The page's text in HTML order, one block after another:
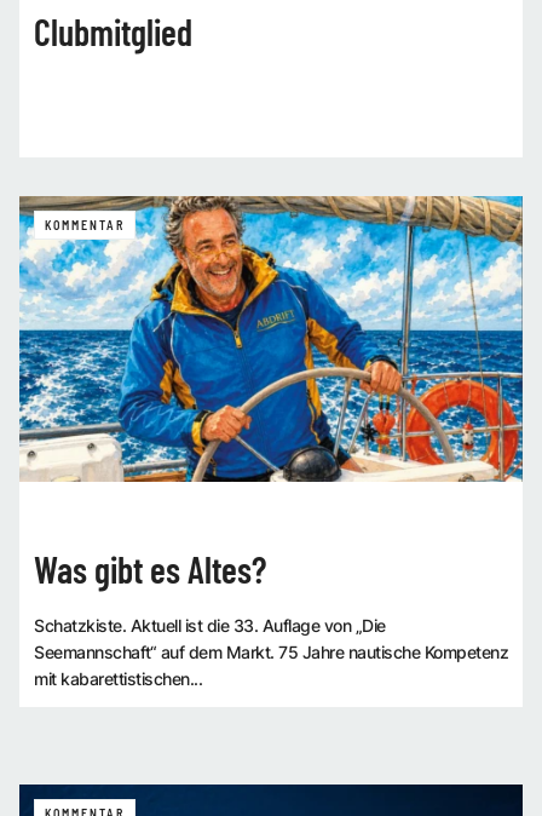
Clubmitglied
KOMMENTAR
Was gibt es Altes?
Schatzkiste. Aktuell ist die 33. Auflage von „Die
Seemannschaft“ auf dem Markt. 75 Jahre nautische Kompetenz
mit kabarettistischen...